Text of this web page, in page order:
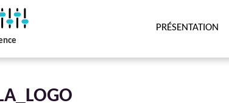
PRÉSENTATION